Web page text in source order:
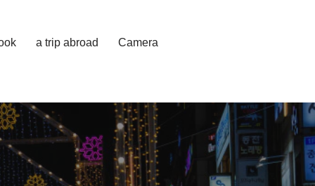
a trip abroad
Camera